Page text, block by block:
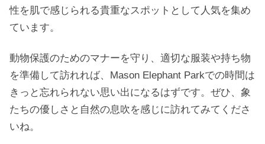
性を肌で感じられる貴重なスポットとして人気を集め
ています。
動物保護のためのマナーを守り、適切な服装や持ち物
を準備して訪れれば、Mason Elephant Parkでの時間は
きっと忘れられない思い出になるはずです。ぜひ、象
たちの優しさと自然の息吹を感じに訪れてみてくださ
いね。